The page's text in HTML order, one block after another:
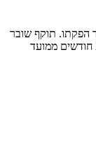
60 חודשים ממועד הפקתו. תוקף שובר
לרכישת מוצר או שירות מסויים יהיה לכל הפחות 24 חודשים ממועד